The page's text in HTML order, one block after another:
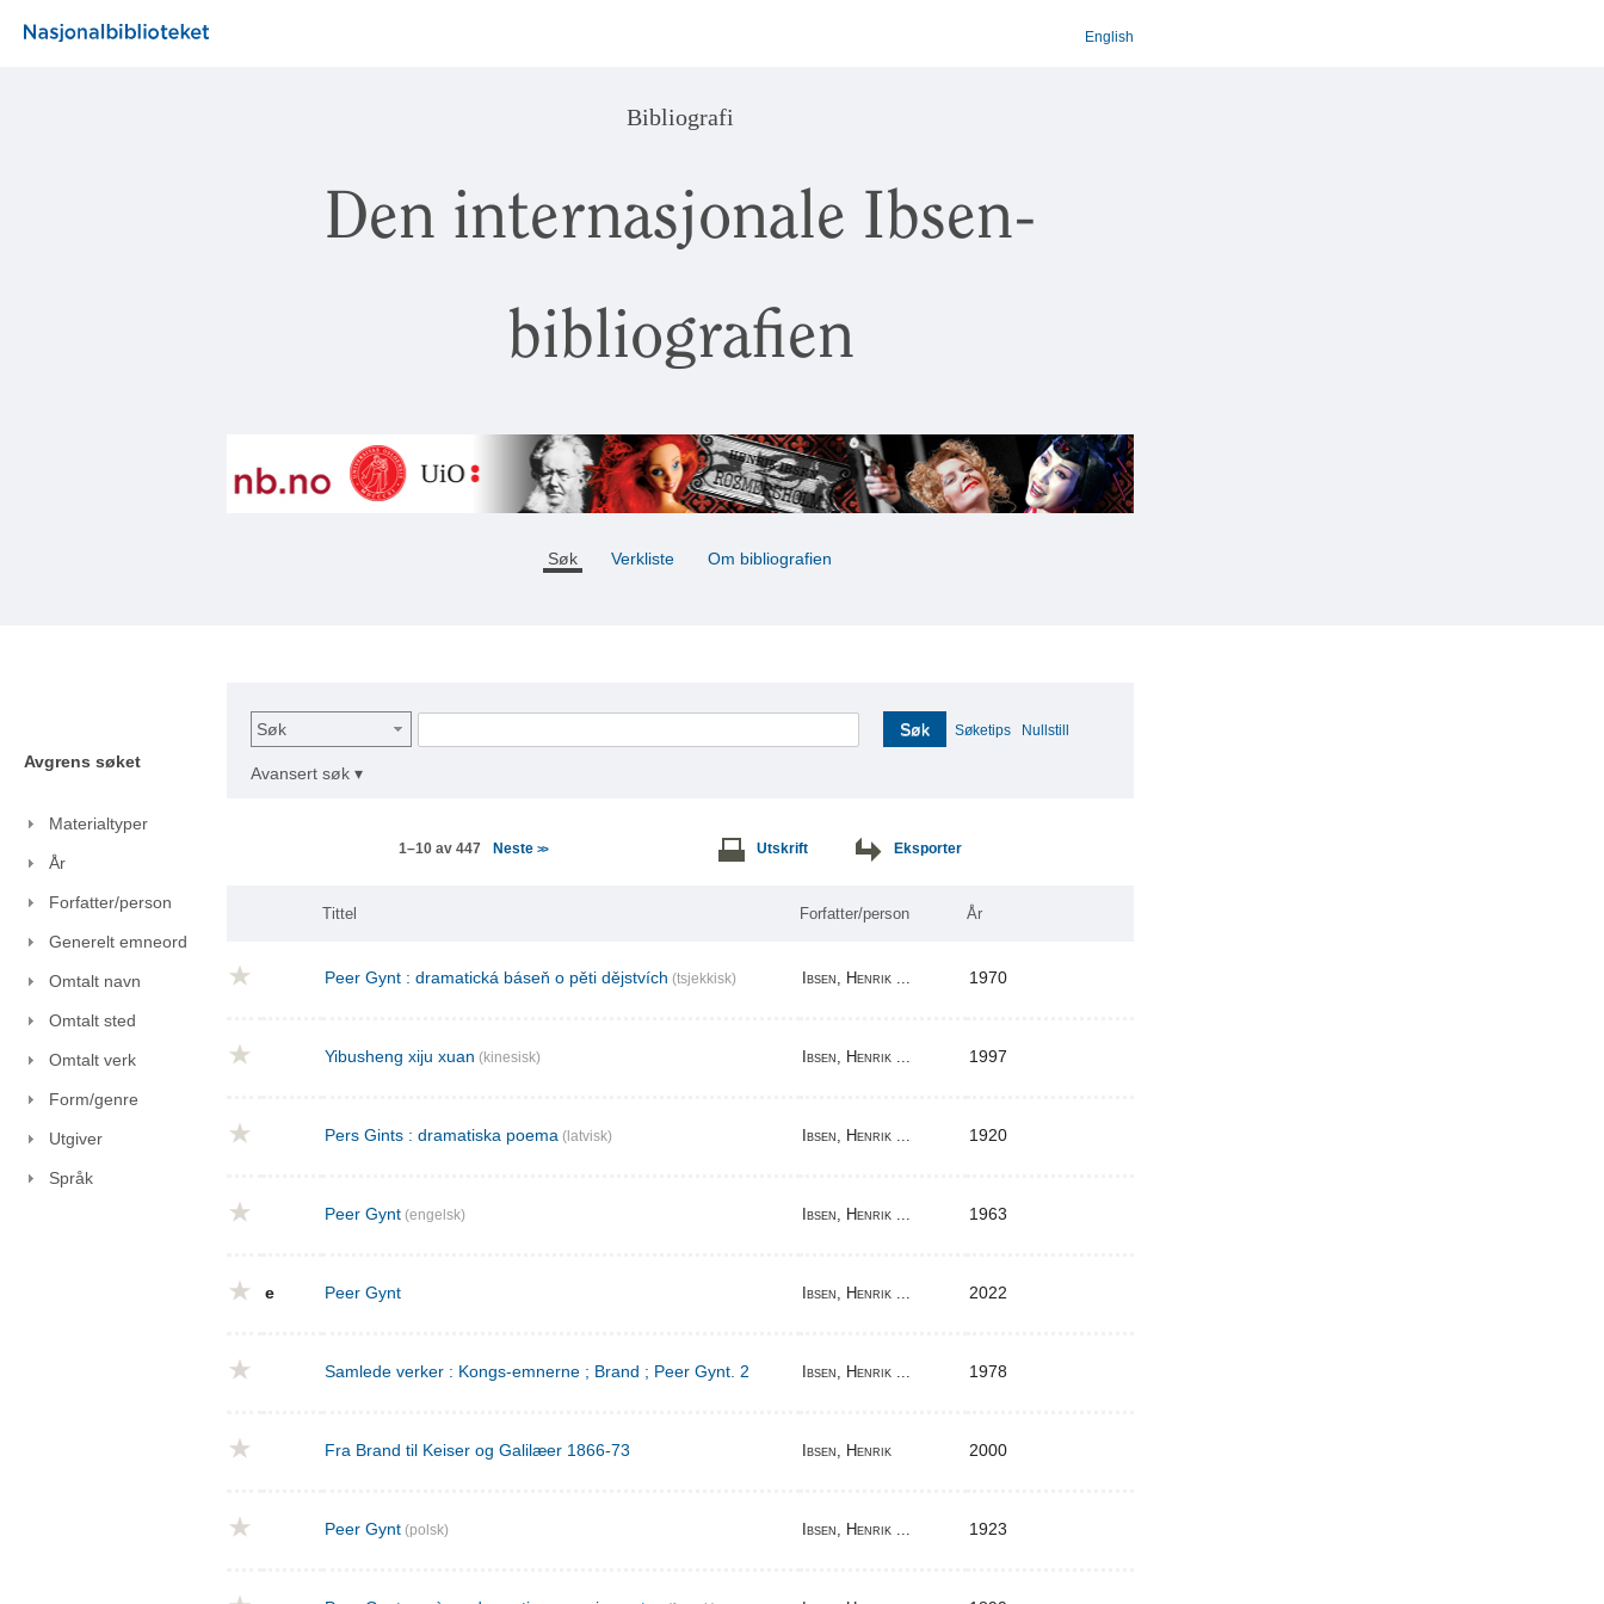
English
Bibliografi
Den internasjonale Ibsen-
bibliografien
Søk Verkliste Om bibliografien
Avgrens søket
Materialtyper
År
Forfatter/person
Generelt emneord
Omtalt navn
Omtalt sted
Omtalt verk
Form/genre
Utgiver
Språk
Søk Søk Søketips Nullstill
Avansert søk ▾
1–10 av 447 Neste >> Utskrift Eksporter
Tittel Forfatter/person År
Peer Gynt : dramatická báseň o pěti dějstvích (tsjekkisk) Ibsen, Henrik ... 1970
Yibusheng xiju xuan (kinesisk) Ibsen, Henrik ... 1997
Pers Gints : dramatiska poema (latvisk) Ibsen, Henrik ... 1920
Peer Gynt (engelsk) Ibsen, Henrik ... 1963
e Peer Gynt Ibsen, Henrik ... 2022
Samlede verker : Kongs-emnerne ; Brand ; Peer Gynt. 2 Ibsen, Henrik ... 1978
Fra Brand til Keiser og Galilæer 1866-73 Ibsen, Henrik 2000
Peer Gynt (polsk) Ibsen, Henrik ... 1923